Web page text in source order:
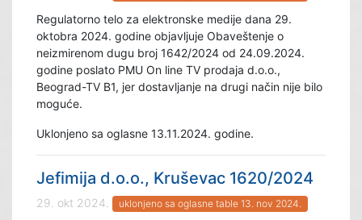
Regulatorno telo za elektronske medije dana 29.
oktobra 2024. godine objavljuje Obaveštenje o
neizmirenom dugu broj 1642/2024 od 24.09.2024.
godine poslato PMU On line TV prodaja d.o.o.,
Beograd-TV B1, jer dostavljanje na drugi način nije bilo
moguće.
Uklonjeno sa oglasne 13.11.2024. godine.
Jefimija d.o.o., Kruševac 1620/2024
29. okt 2024. uklonjeno sa oglasne table 13. nov 2024.